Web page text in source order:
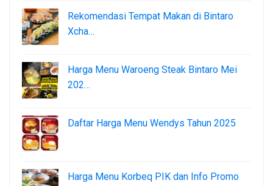
Rekomendasi Tempat Makan di Bintaro
Xcha…
Harga Menu Waroeng Steak Bintaro Mei
202…
Daftar Harga Menu Wendys Tahun 2025
Harga Menu Korbeq PIK dan Info Promo